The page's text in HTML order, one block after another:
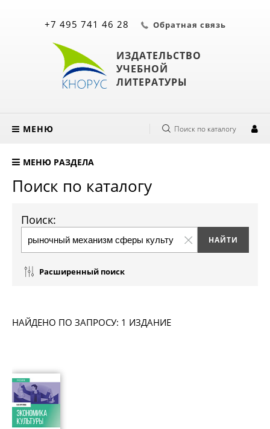
ИЗДАТЕЛЬСТВО
УЧЕБНОЙ
ЛИТЕРАТУРЫ
+7 495 741 46 28 Обратная связь
МЕНЮ Поиск по каталогу
МЕНЮ РАЗДЕЛА
Поиск по каталогу
Поиск:
Расширенный поиск
НАЙДЕНО ПО ЗАПРОСУ: 1 ИЗДАНИЕ